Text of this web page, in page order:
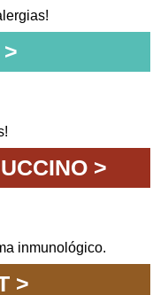
ㅤㅤㅤㅤ
>
inmunológico.
>